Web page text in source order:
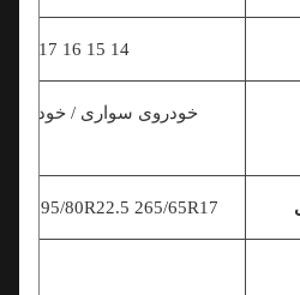
اینچ 18 اینچ 19 اینچ 20 اینچ 21 اینچ 22 اینچ 22.5 اینچ
295/80R22.5 265/65R17 .....